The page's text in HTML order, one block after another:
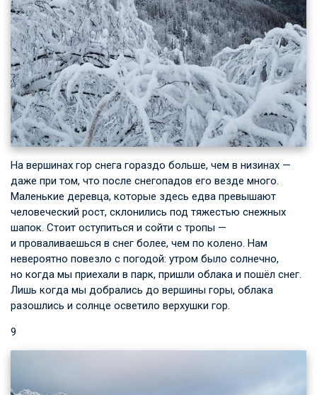
На вершинах гор снега гораздо больше, чем в низинах —
даже при том, что после снегопадов его везде много.
Маленькие деревца, которые здесь едва превышают
человеческий рост, склонились под тяжестью снежных
шапок. Стоит оступиться и сойти с тропы —
и проваливаешься в снег более, чем по колено. Нам
невероятно повезло с погодой: утром было солнечно,
но когда мы приехали в парк, пришли облака и пошёл снег.
Лишь когда мы добрались до вершины горы, облака
разошлись и солнце осветило верхушки гор.
9